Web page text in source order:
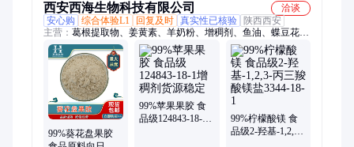
西安西海生物科技有限公司
洽谈
安心购
综合体验L1 回复及时 真实性已核验
陕西西安
主营： 葛根提取物、姜黄素、羊奶粉、增稠剂、鱼油、蝶豆花
粉、魔芋精粉、牦牛骨肽、蓝莓粉、胶原三肽、破壁松花粉、藤
黄果提取物、椰子油粉、甘草酸二钾、β-胡萝卜素、亚麻籽油微
囊粉、叶黄素、槲皮素、葛根黄酮、苯乙基间苯二酚、光甘草
定、蓝莓花青素、中链甘油三酯、共轭亚油酸粉、玉米肽、沙棘
冻干粉
99%葵花盘果胶
99%苹果果胶 食
品级124843-18-1
99%柠檬酸镁 食
品级2-羟基-1,2,3-